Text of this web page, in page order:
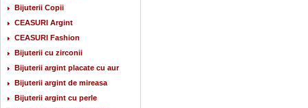
Bijuterii Copii
CEASURI Argint
CEASURI Fashion
Bijuterii cu zirconii
Bijuterii argint placate cu aur
Bijuterii argint de mireasa
Bijuterii argint cu perle